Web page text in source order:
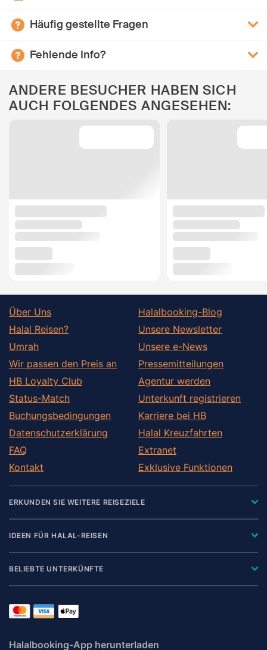
Häufig gestellte Fragen
Fehlende Info?
ANDERE BESUCHER HABEN SICH
AUCH FOLGENDES ANGESEHEN:
Über Uns
Halal Reisen?
Umrah
Wir passen den Preis an
HB Loyalty Club
Status-Match
Buchungsbedingungen
Datenschutzerklärung
FAQ
Kontakt
Halalbooking-Blog
Unsere Newsletter
Unsere e-News
Pressemitteilungen
Agentur werden
Unterkunft registrieren
Karriere bei HB
Halal Kreuzfahrten
Extranet
Exklusive Funktionen
ERKUNDEN SIE WEITERE REISEZIELE
IDEEN FÜR HALAL-REISEN
BELIEBTE UNTERKÜNFTE
Halalbooking-App herunterladen